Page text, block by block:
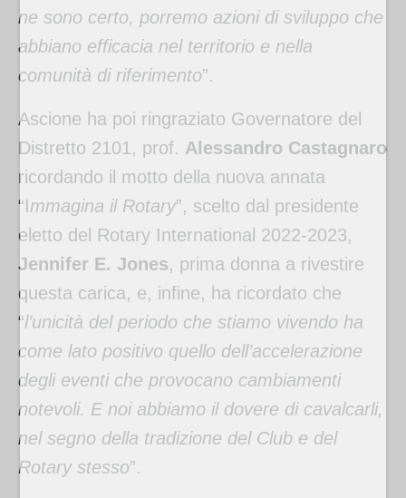
ne sono certo, porremo azioni di sviluppo che
abbiano efficacia nel territorio e nella
comunità di riferimento”.
Ascione ha poi ringraziato Governatore del
Distretto 2101, prof. Alessandro Castagnaro
ricordando il motto della nuova annata
“Immagina il Rotary”, scelto dal presidente
eletto del Rotary International 2022-2023,
Jennifer E. Jones, prima donna a rivestire
questa carica, e, infine, ha ricordato che
“l’unicità del periodo che stiamo vivendo ha
come lato positivo quello dell’accelerazione
degli eventi che provocano cambiamenti
notevoli. E noi abbiamo il dovere di cavalcarli,
nel segno della tradizione del Club e del
Rotary stesso”.